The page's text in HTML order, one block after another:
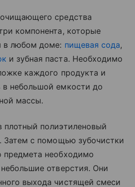
средства
компонента, которые
в любом доме: пищевая сода,
и зубная паста. Необходимо
каждого продукта и
небольшой емкости до
массы.
плотный полиэтиленовый
Затем с помощью зубочистки
предмета необходимо
отверстия. Они
выхода чистящей смеси